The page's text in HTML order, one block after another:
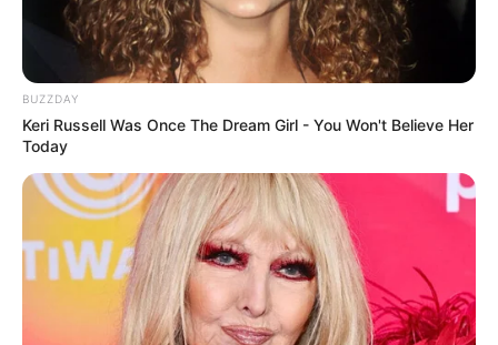
BUZZDAY
Keri Russell Was Once The Dream Girl - You Won't Believe Her
Today